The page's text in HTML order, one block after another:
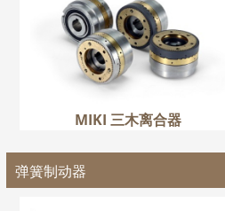
MIKI 三木离合器
更多
弹簧制动器